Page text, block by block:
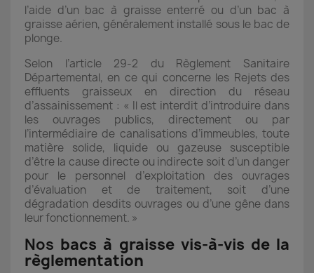
l’aide d’un bac à graisse enterré ou d’un bac à
graisse aérien, généralement installé sous le bac de
plonge.
Selon l’article 29-2 du Règlement Sanitaire
Départemental, en ce qui concerne les Rejets des
effluents graisseux en direction du réseau
d’assainissement : « Il est interdit d’introduire dans
les ouvrages publics, directement ou par
l’intermédiaire de canalisations d’immeubles, toute
matière solide, liquide ou gazeuse susceptible
d’être la cause directe ou indirecte soit d’un danger
pour le personnel d’exploitation des ouvrages
d’évaluation et de traitement, soit d’une
dégradation desdits ouvrages ou d’une gêne dans
leur fonctionnement. »
Nos bacs à graisse vis-à-vis de la
règlementation